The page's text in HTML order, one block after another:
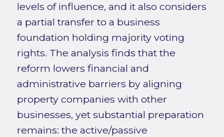
levels of influence, and it also considers
a partial transfer to a business
foundation holding majority voting
rights. The analysis finds that the
reform lowers financial and
administrative barriers by aligning
property companies with other
businesses, yet substantial preparation
remains: the active/passive